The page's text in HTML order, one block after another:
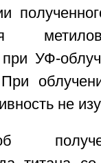
УФ-
не